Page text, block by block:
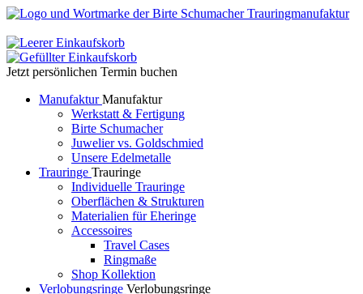
Jetzt persönlichen Termin buchen
Manufaktur Manufaktur
Werkstatt & Fertigung
Birte Schumacher
Juwelier vs. Goldschmied
Unsere Edelmetalle
Trauringe Trauringe
Individuelle Trauringe
Oberflächen & Strukturen
Materialien für Eheringe
Accessoires
Travel Cases
Ringmaße
Shop Kollektion
Verlobungsringe Verlobungsringe